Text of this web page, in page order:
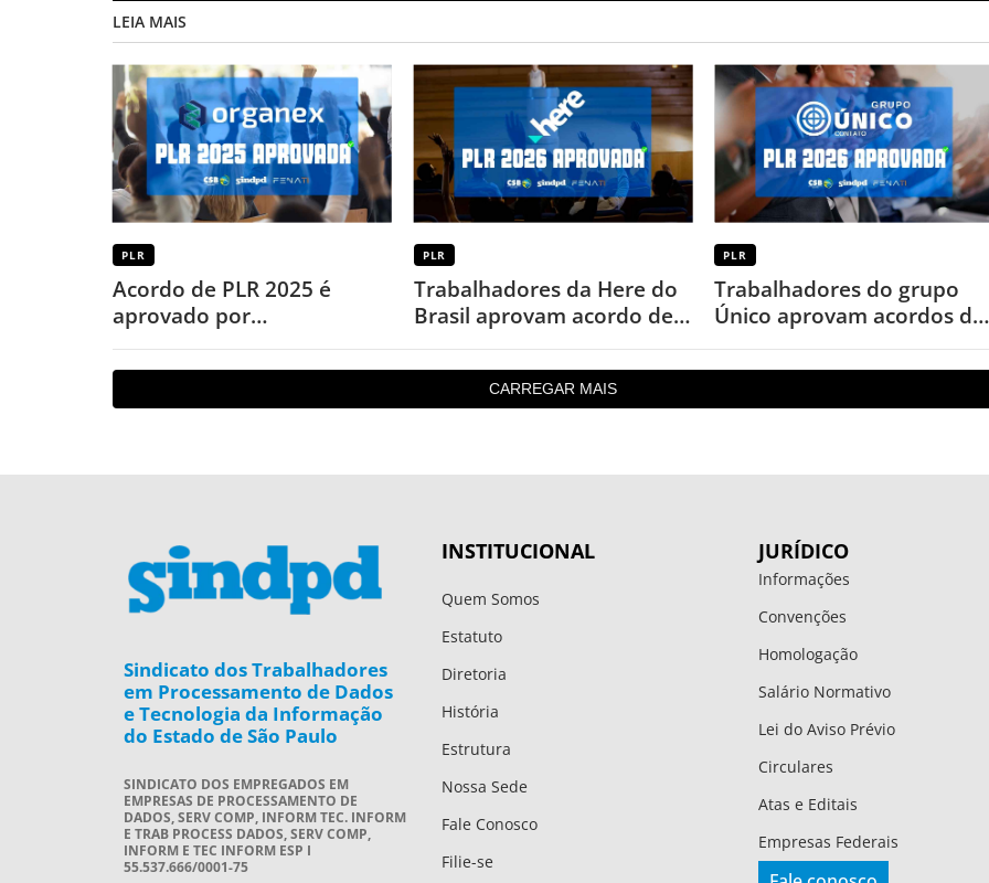
LEIA MAIS
PLR
Acordo de PLR 2025 é
aprovado por
trabalhadores da Organex
PLR
Trabalhadores da Here do
Brasil aprovam acordo de
PLR 2026
PLR
Trabalhadores do grupo
Único aprovam acordos de
PLR 2026
CARREGAR MAIS
Sindicato dos Trabalhadores
em Processamento de Dados
e Tecnologia da Informação
do Estado de São Paulo
SINDICATO DOS EMPREGADOS EM
EMPRESAS DE PROCESSAMENTO DE
DADOS, SERV COMP, INFORM TEC. INFORM
E TRAB PROCESS DADOS, SERV COMP,
INFORM E TEC INFORM ESP I
55.537.666/0001-75
INSTITUCIONAL
Quem Somos
Estatuto
Diretoria
História
Estrutura
Nossa Sede
Fale Conosco
Filie-se
JURÍDICO
Informações
Convenções
Homologação
Salário Normativo
Lei do Aviso Prévio
Circulares
Atas e Editais
Empresas Federais